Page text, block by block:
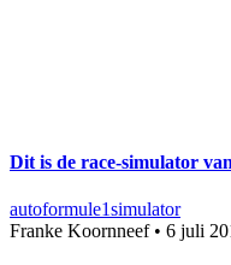
Dit is de race-simulator
autoformule1simulator
Franke Koornneef• 6 juli